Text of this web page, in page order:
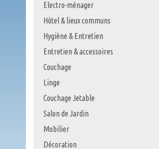
Electro-ménager
Hôtel & lieux communs
Hygiène & Entretien
Entretien & accessoires
Couchage
Linge
Couchage Jetable
Salon de Jardin
Mobilier
Décoration